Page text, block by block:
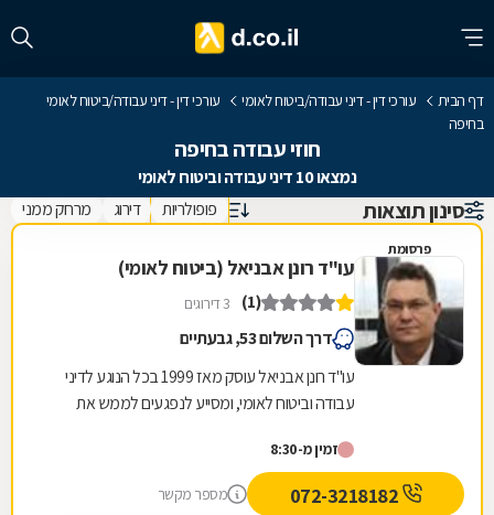
דף הבית עורכי דין - דיני עבודה/ביטוח לאומי
עורכי דין - דיני עבודה/ביטוח לאומי
בחיפה
חוזי עבודה בחיפה
נמצאו 10 דיני עבודה וביטוח לאומי
סינון תוצאות פופולריות דירוג מרחק ממני
פרסומת
עו"ד רונן אבניאל (ביטוח לאומי)
(1) 3 דירוגים
דרך השלום 53, גבעתיים
עו"ד רונן אבניאל עוסק מאז 1999 בכל הנוגע לדיני
עבודה וביטוח לאומי, ומסייע לנפגעים לממש את
זמין מ-8:30
מספר מקשר